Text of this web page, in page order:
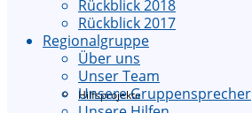
Hilfsprojekte
Rückblick 2018
Rückblick 2017
Regionalgruppe
Über uns
Unser Team
Unsere Gruppensprecher